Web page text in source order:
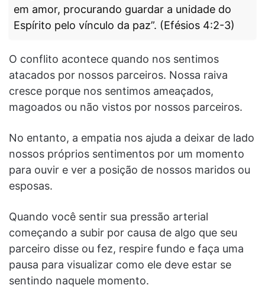
em amor, procurando guardar a unidade do
Espírito pelo vínculo da paz”. (Efésios 4:2-3)
O conflito acontece quando nos sentimos
atacados por nossos parceiros. Nossa raiva
cresce porque nos sentimos ameaçados,
magoados ou não vistos por nossos parceiros.
No entanto, a empatia nos ajuda a deixar de lado
nossos próprios sentimentos por um momento
para ouvir e ver a posição de nossos maridos ou
esposas.
Quando você sentir sua pressão arterial
começando a subir por causa de algo que seu
parceiro disse ou fez, respire fundo e faça uma
pausa para visualizar como ele deve estar se
sentindo naquele momento.